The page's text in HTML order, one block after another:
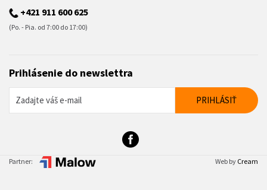
+421 911 600 625
(Po. - Pia. od 7:00 do 17:00)
Prihlásenie do newslettra
Partner: Web by Cream